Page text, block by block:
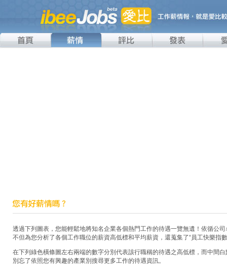
透過下列圖表，您能輕鬆地將知名企業各個熱門工作的待遇一覽無遺！依循公
不但為您分析了各個工作職位的薪資高低標和平均薪資，還蒐集了“員工快樂指
在下列綠色橫條圖左右兩端的數字分別代表該行職稱的待遇之高低標，而中間
別忘了依照您有興趣的產業別搜尋更多工作的待遇資訊。